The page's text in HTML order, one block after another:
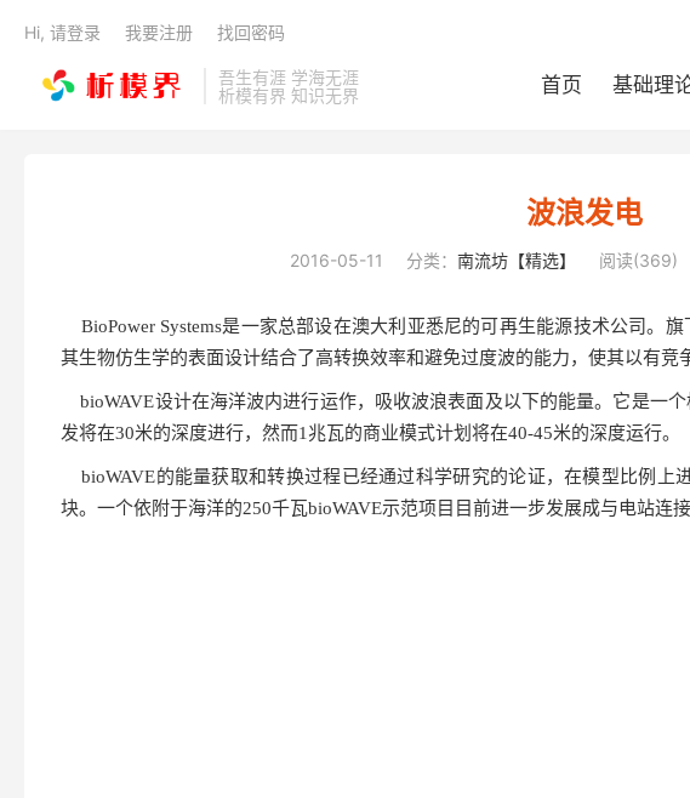
吾生有涯 学海无涯
析模有界 知识无界
首页 基础理
Hi, 请登录 我要注册 找回密码
波浪发电
2016-05-11 分类： 南流坊【精选】 阅读(369)
BioPower Systems是一家总部设在澳大利亚悉尼的可再生能源技术公司。旗
其生物仿生学的表面设计结合了高转换效率和避免过度波的能力，使其以有竞
bioWAVE设计在海洋波内进行运作，吸收波浪表面及以下的能量。它是一
发将在30米的深度进行，然而1兆瓦的商业模式计划将在40-45米的深度运行。
bioWAVE的能量获取和转换过程已经通过科学研究的论证，在模型比例上
块。一个依附于海洋的250千瓦bioWAVE示范项目目前进一步发展成与电站连